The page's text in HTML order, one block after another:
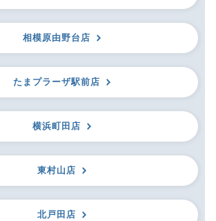
相模原由野台店
たまプラーザ駅前店
横浜町田店
東村山店
北戸田店